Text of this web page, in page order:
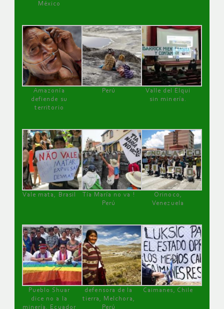
México
Amazonía
defiende su
territorio
Perú
Valle del Elqui
sin minería.
Vale mata, Brasil
Tía María no va !
Perú
Orinoco,
Venezuela
Pueblo Shuar
dice no a la
minería, Ecuador
defensora de la
tierra, Melchora,
Perú
Caimanes, Chile